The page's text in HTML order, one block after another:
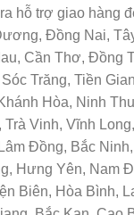
hỗ trợ giao hàng
Đồng Nai,
Cần Thơ, Đồng
Trăng, Tiền
Hòa, Ninh
Trà Vinh, Vĩnh
Đồng, Bắc
Hưng Yên, Nam
Biên, Hòa Bình,